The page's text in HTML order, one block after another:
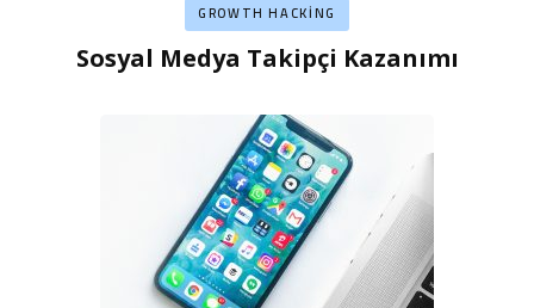
GROWTH HACKING
Sosyal Medya Takipçi Kazanımı